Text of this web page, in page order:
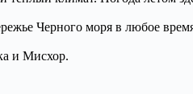
Черного моря в любое
и Мисхор.